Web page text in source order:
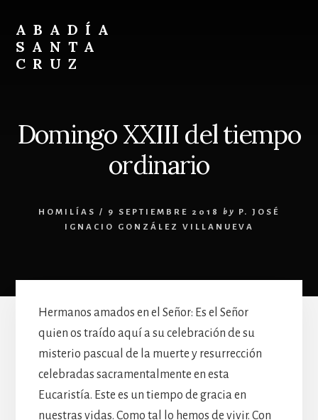
content
footer
ABADÍA
SANTA
CRUZ
Domingo XXIII del tiempo
ordinario
HOMILÍAS / 9 SEPTIEMBRE 2018 by
P. JOSÉ
IGNACIO GONZÁLEZ VILLANUEVA
Hermanos amados en el Señor: Es el Señor
quien os traído aquí a su celebración de su
misterio pascual de la muerte y resurrección
celebradas sacramentalmente en esta
Eucaristía. Este es un tiempo de gracia en
nuestras vidas. Como tal lo hemos de vivir. Con